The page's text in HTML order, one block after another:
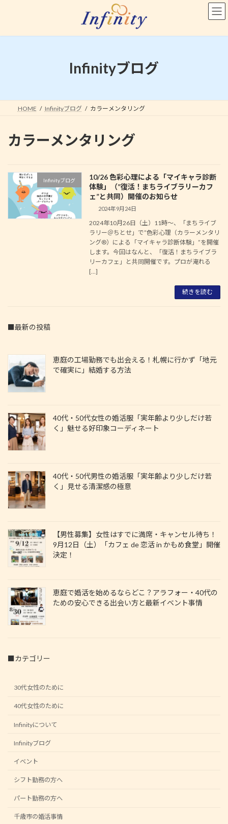
ン
ー
Infinityブログ
HOME Infinityブログ カラーメンタリング
カラーメンタリング
Infinityブログ
10/26 色彩心理による「マイキャラ診断
体験」（”復活！まちライブラリーカフ
ェ”と共同）開催のお知らせ
2024年9月24日
2024年10月26日（土）11時～、「まちライブ
ラリー＠ちとせ」で”色彩心理（カラーメンタリ
ング®）による「マイキャラ診断体験」”を開催
します。今回はなんと、「復活！まちライブラ
リーカフェ」と共同開催です。プロが淹れる
[…]
続きを読む
■最新の投稿
恵庭の工場勤務でも出会える！札幌に行かず「地元
で確実に」結婚する方法
40代・50代女性の婚活服「実年齢より少しだけ若
く」魅せる好印象コーディネート
40代・50代男性の婚活服「実年齢より少しだけ若
く」見せる清潔感の極意
【男性募集】女性はすでに満席・キャンセル待ち！
9月12日（土）「カフェ de 恋活 in かもめ食堂」開催
決定！
恵庭で婚活を始めるならどこ？アラフォー・40代の
ための安心できる出会い方と最新イベント事情
■カテゴリー
30代女性のために
40代女性のために
Infinityについて
Infinityブログ
イベント
シフト勤務の方へ
パート勤務の方へ
千歳市の婚活事情